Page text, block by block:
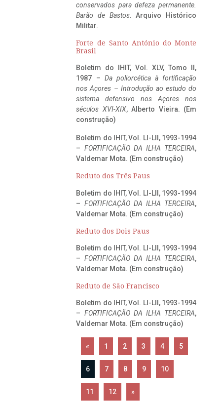
conservados para defeza permanente.
Barão de Bastos. Arquivo Histórico
Militar.
Forte de Santo António do Monte
Brasil
Boletim do IHIT, Vol. XLV, Tomo II,
1987 – Da poliorcética à fortificação
nos Açores – Introdução ao estudo do
sistema defensivo nos Açores nos
séculos XVI-XIX, Alberto Vieira. (Em
construção)
Boletim do IHIT, Vol. LI-LII, 1993-1994
– FORTIFICAÇÃO DA ILHA TERCEIRA,
Valdemar Mota. (Em construção)
Reduto dos Três Paus
Boletim do IHIT, Vol. LI-LII, 1993-1994
– FORTIFICAÇÃO DA ILHA TERCEIRA,
Valdemar Mota. (Em construção)
Reduto dos Dois Paus
Boletim do IHIT, Vol. LI-LII, 1993-1994
– FORTIFICAÇÃO DA ILHA TERCEIRA,
Valdemar Mota. (Em construção)
Reduto de São Francisco
Boletim do IHIT, Vol. LI-LII, 1993-1994
– FORTIFICAÇÃO DA ILHA TERCEIRA,
Valdemar Mota. (Em construção)
« 1 2 3 4 5
6 7 8 9 10
11 12 »